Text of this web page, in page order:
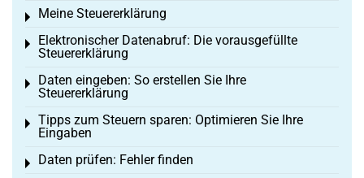
Meine Steuererklärung
Toggle menu
Elektronischer Datenabruf: Die vorausgefüllte
Steuererklärung
Toggle menu
Daten eingeben: So erstellen Sie Ihre
Steuererklärung
Toggle menu
Tipps zum Steuern sparen: Optimieren Sie Ihre
Eingaben
Toggle menu
Daten prüfen: Fehler finden
Toggle menu